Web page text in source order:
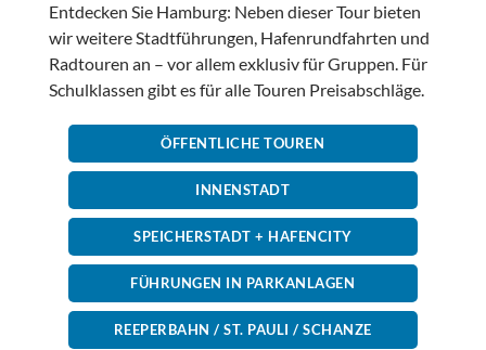
Entdecken Sie Hamburg: Neben dieser Tour bieten
wir weitere Stadtführungen, Hafenrundfahrten und
Radtouren an – vor allem exklusiv für Gruppen. Für
Schulklassen gibt es für alle Touren Preisabschläge.
ÖFFENTLICHE TOUREN
INNENSTADT
SPEICHERSTADT + HAFENCITY
FÜHRUNGEN IN PARKANLAGEN
REEPERBAHN / ST. PAULI / SCHANZE